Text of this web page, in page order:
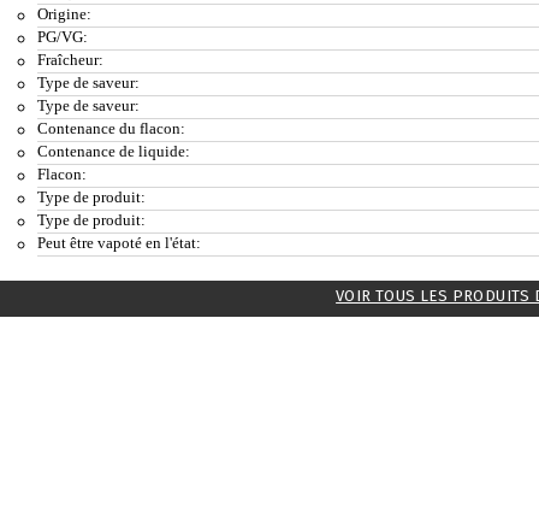
Origine:
PG/VG:
Fraîcheur:
Type de saveur:
Type de saveur:
Contenance du flacon:
Contenance de liquide:
Flacon:
Type de produit:
Type de produit:
Peut être vapoté en l'état:
VOIR TOUS LES PRODUITS